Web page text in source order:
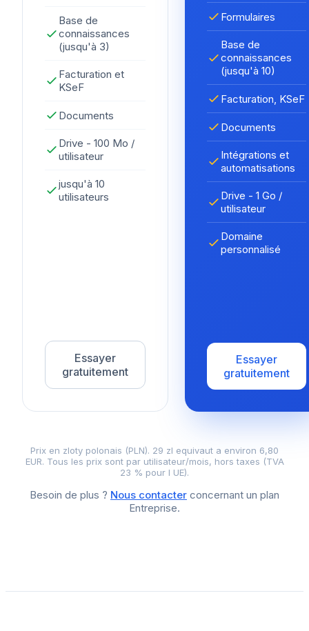
Base de
connaissances
(jusqu'à 3)
Facturation et
KSeF
Documents
Drive - 100 Mo /
utilisateur
jusqu'à 10
utilisateurs
Essayer
gratuitement
Formulaires
Base de
connaissances
(jusqu'à 10)
Facturation, KSeF
Documents
Intégrations et
automatisations
Drive - 1 Go /
utilisateur
Domaine
personnalisé
Essayer
gratuitement
Prix en zloty polonais (PLN). 29 zl equivaut a environ 6,80
EUR. Tous les prix sont par utilisateur/mois, hors taxes (TVA
23 % pour l UE).
Besoin de plus ? Nous contacter concernant un plan
Entreprise.